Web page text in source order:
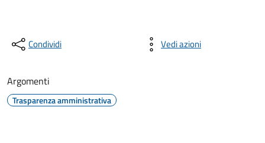
Condividi Vedi azioni
Argomenti
Trasparenza amministrativa